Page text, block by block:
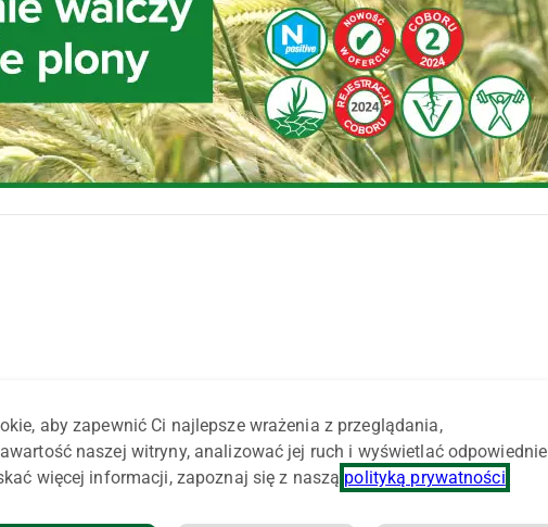
aby zapewnić Ci najlepsze wrażenia z przeglądania,
naszej witryny, analizować jej ruch i wyświetlać odpowiednie
więcej informacji, zapoznaj się z naszą polityką prywatności